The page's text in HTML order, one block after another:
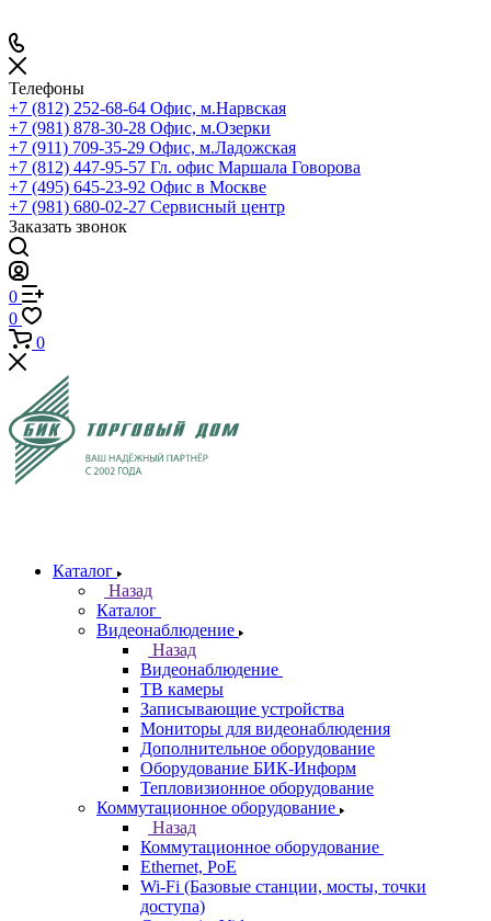
Телефоны
+7 (812) 252-68-64 Офис, м.Нарвская
+7 (981) 878-30-28 Офис, м.Озерки
+7 (911) 709-35-29 Офис, м.Ладожская
+7 (812) 447-95-57 Гл. офис Маршала Говорова
+7 (495) 645-23-92 Офис в Москве
+7 (981) 680-02-27 Сервисный центр
Заказать звонок
0
0
0
Каталог
Назад
Каталог
Видеонаблюдение
Назад
Видеонаблюдение
ТВ камеры
Записывающие устройства
Мониторы для видеонаблюдения
Дополнительное оборудование
Оборудование БИК-Информ
Тепловизионное оборудование
Коммутационное оборудование
Назад
Коммутационное оборудование
Ethernet, PoE
Wi-Fi (Базовые станции, мосты, точки
доступа)